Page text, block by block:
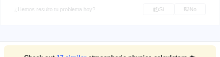
¿Hemos resulto tu problema hoy? Sí No